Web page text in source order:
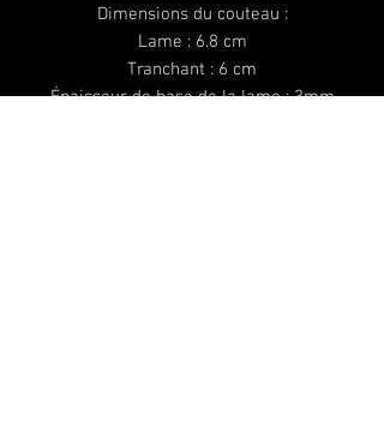
Dimensions du couteau :
Lame : 6.8 cm
Tranchant : 6 cm
Épaisseur de base de la lame : 3mm